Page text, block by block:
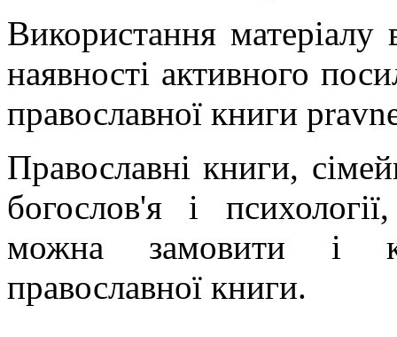
Використання матеріалу
наявності активного
православної книги
Православні книги,
богослов'я і
можна замовити і
православної книги.